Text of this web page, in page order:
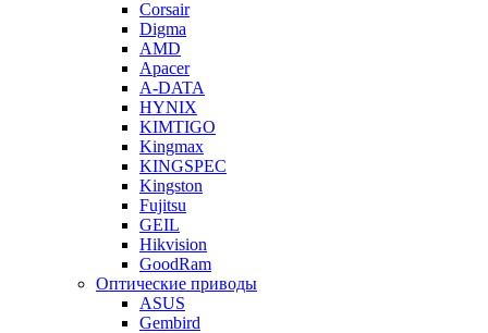
Corsair
Digma
AMD
Apacer
A-DATA
HYNIX
KIMTIGO
Kingmax
KINGSPEC
Kingston
Fujitsu
GEIL
Hikvision
GoodRam
Оптические приводы
ASUS
Gembird